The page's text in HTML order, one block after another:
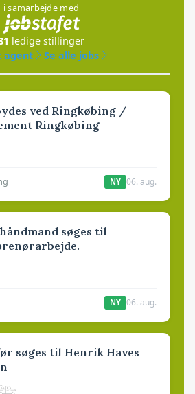
i samarbejde med
ledige stillinger
agent
Se alle jobs
ved Ringkøbing /
Ringkøbing
NY 06. aug.
søges til
NY 06. aug.
søges til Henrik Haves